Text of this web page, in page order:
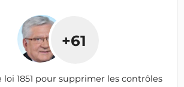
+61
1851 pour supprimer les contrôles